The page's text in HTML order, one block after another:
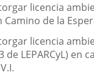
licencia
Camino de la
licencia
de LEPARCyL) en